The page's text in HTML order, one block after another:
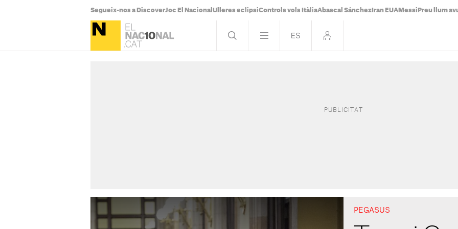
Segueix-nos a DiscoverJoc El Nacional Ulleres eclipsiControls vols ItàliaAbascal Sánchez Iran EUA Messi Preu llum
PEGASUS